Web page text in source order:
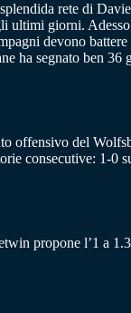
rete di
ultimi giorni.
devono
ha segnato ben
offensivo del
consecutive: 1-0
propone l’1 a